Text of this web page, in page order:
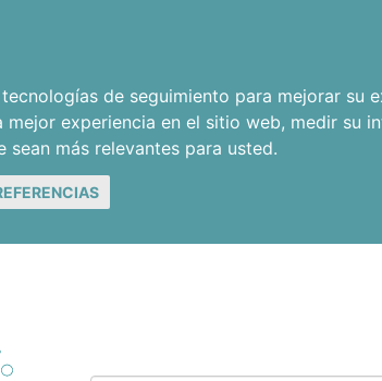
de seguimiento para mejorar su
mejor experiencia en el sitio web, medir su
sean más relevantes para usted.